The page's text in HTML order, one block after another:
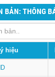
BẢN: THÔNG
hiệu